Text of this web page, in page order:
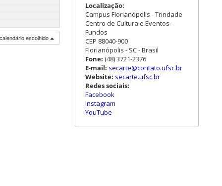
escolhido
Localização:
Campus Florianópolis - Trindade
Centro de Cultura e Eventos -
Fundos
CEP 88040-900
Florianópolis - SC - Brasil
Fone: (48) 3721-2376
E-mail: secarte@contato.ufsc.br
Website: secarte.ufsc.br
Redes sociais:
Facebook
Instagram
YouTube